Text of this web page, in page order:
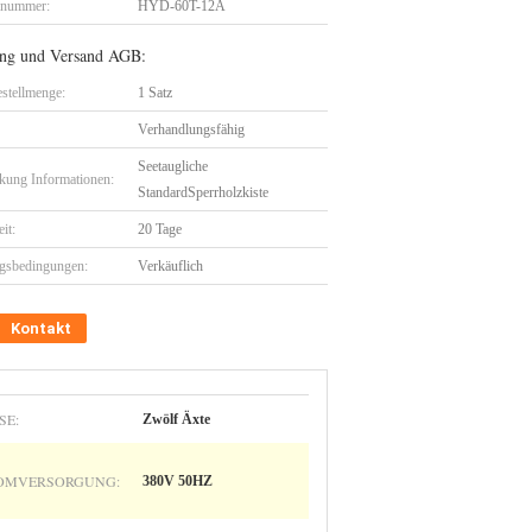
HYD-60T-12A
und Versand AGB:
1 Satz
Verhandlungsfähig
Informationen:
Seetaugliche
StandardSperrholzkiste
20 Tage
Verkäuflich
Kontakt
Zwölf Äxte
380V 50HZ